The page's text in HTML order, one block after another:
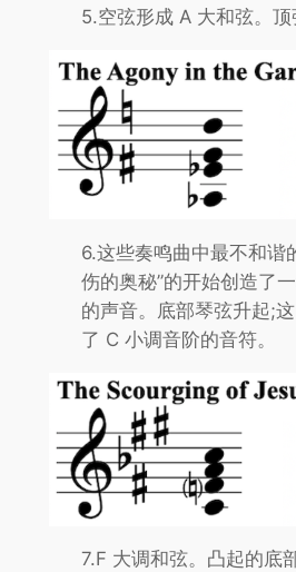
5.空弦形成 A 大和弦。顶
6.这些奏鸣曲中最不和谐
伤的奥秘”的开始创造了
的声音。底部琴弦升起;
了 C 小调音阶的音符。
7.F 大调和弦。凸起的底